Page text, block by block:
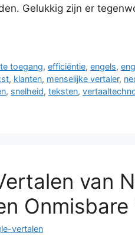
Gelukkig zijn er
toegang,efficiëntie,engels,
, klanten, menselijke vertaler,
, snelheid, teksten,
van
vertalen